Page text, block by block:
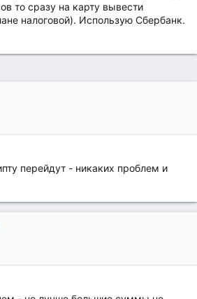
то сразу на карту вывести
налоговой). Использую Сбербанк.
перейдут - никаких проблем и